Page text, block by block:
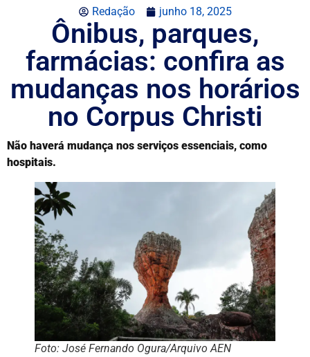
Redação junho 18, 2025
Ônibus, parques,
farmácias: confira as
mudanças nos horários
no Corpus Christi
Não haverá mudança nos serviços essenciais, como
hospitais.
Foto: José Fernando Ogura/Arquivo AEN